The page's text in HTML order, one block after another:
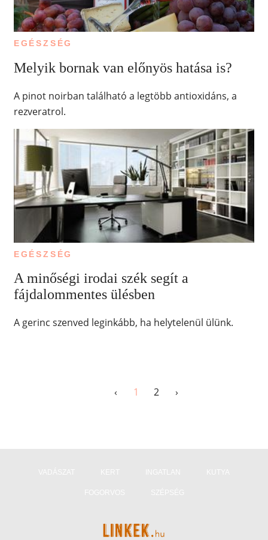
EGÉSZSÉG
Melyik bornak van előnyös hatása is?
A pinot noirban található a legtöbb antioxidáns, a
rezveratrol.
EGÉSZSÉG
A minőségi irodai szék segít a
fájdalommentes ülésben
A gerinc szenved leginkább, ha helytelenül ülünk.
‹ 1 2 ›